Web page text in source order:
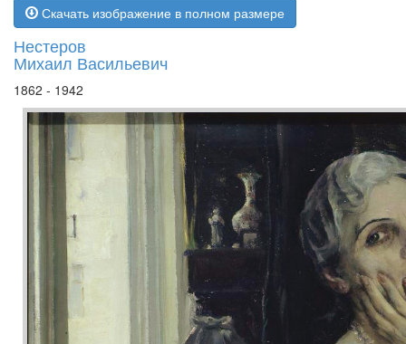
Скачать изображение в полном размере
Нестеров
Михаил Васильевич
1862 - 1942